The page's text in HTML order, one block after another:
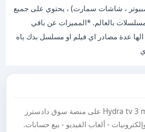
، شاشات سمارت) ، يحتوي على جميع
بالعالم. *المميزات عن باقي
الها عدة مصادر اي فيلم او مسلسل بدك ياه
شاهد إعلان Hydra tv 3 months على منصة سوق دادسترز
- ألعاب الفيديو - بيع حسابات.